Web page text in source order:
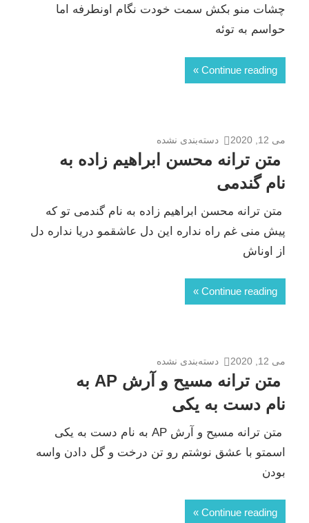
چشات منو بکش سمت خودت نگام اونطرفه اما
حواسم به توئه
Continue reading
می 12, 2020 دسته‌بندی نشده
متن ترانه محسن ابراهیم زاده به
نام گندمی
متن ترانه محسن ابراهیم زاده به نام گندمی تو که
پیش منی غم راه نداره این دل عاشقمو دریا نداره دل
از اوناش
Continue reading
می 12, 2020 دسته‌بندی نشده
متن ترانه مسیح و آرش AP به
نام دست به یکی
متن ترانه مسیح و آرش AP به نام دست به یکی
اسمتو با عشق نوشتم رو تن درخت و گل دادن واسه
بودن
Continue reading